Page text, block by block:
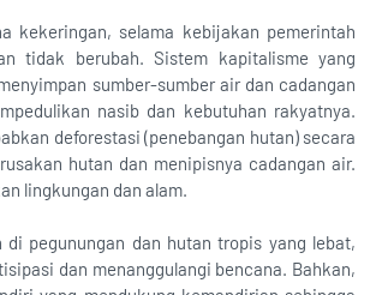
kekeringan, selama kebijakan pemerintah
tidak berubah. Sistem kapitalisme yang
sumber-sumber air dan cadangan
nasib dan kebutuhan rakyatnya.
deforestasi (penebangan hutan) secara
hutan dan menipisnya cadangan air.
lingkungan dan alam.
pegunungan dan hutan tropis yang lebat,
dan menanggulangi bencana. Bahkan,